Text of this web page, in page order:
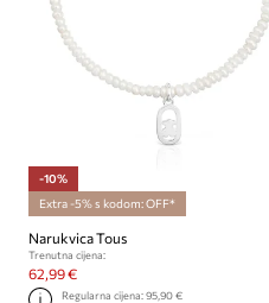
-10%
Extra -5% s kodom: OFF*
Narukvica Tous
Trenutna cijena:
62,99 €
Regularna cijena:95,90 €